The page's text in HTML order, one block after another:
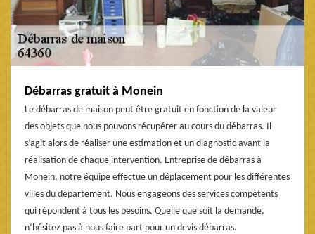
Débarras gratuit à Monein
Le débarras de maison peut être gratuit en fonction de la valeur
des objets que nous pouvons récupérer au cours du débarras. Il
s’agit alors de réaliser une estimation et un diagnostic avant la
réalisation de chaque intervention. Entreprise de débarras à
Monein, notre équipe effectue un déplacement pour les différentes
villes du département. Nous engageons des services compétents
qui répondent à tous les besoins. Quelle que soit la demande,
n’hésitez pas à nous faire part pour un devis débarras.